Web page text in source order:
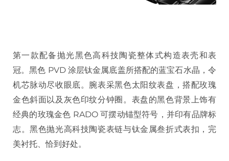
第一款配备抛光黑色高科技陶瓷整体式构造表壳和表
冠。黑色 PVD 涂层钛金属底盖所搭配的蓝宝石水晶，令
机芯脉动尽收眼底。腕表采黑色太阳纹表盘，搭配玫瑰
金色斜面以及灰色印纹分钟圈。表盘的黑色背景上饰有
经典的玫瑰金色 RADO 可摆动锚型符号，并印有品牌标
志。黑色抛光高科技陶瓷表链与钛金属叁折式表扣，完
美衬托、恰到好处。